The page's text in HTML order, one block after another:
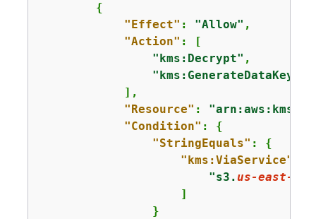
{
"Effect" : "Allow" ,
"Action" : [
"kms:Decrypt" ,
"kms:GenerateDataKey"
            ],
"Resource" : "arn:aws:kms:
"Condition" : {
"StringEquals" : {
"kms:ViaService"
"s3.us-east-1
                    ]
                }